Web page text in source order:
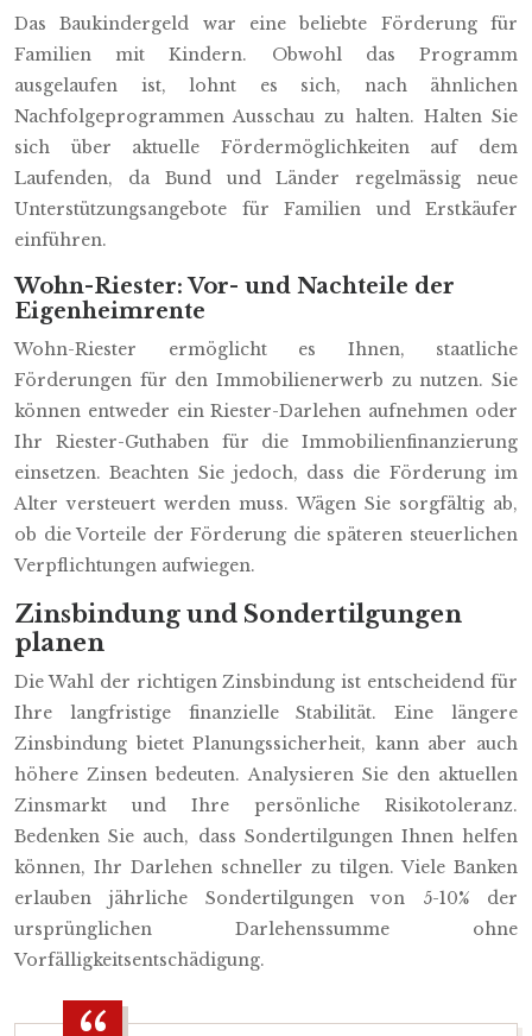
Das Baukindergeld war eine beliebte Förderung für
Familien mit Kindern. Obwohl das Programm
ausgelaufen ist, lohnt es sich, nach ähnlichen
Nachfolgeprogrammen Ausschau zu halten. Halten Sie
sich über aktuelle Fördermöglichkeiten auf dem
Laufenden, da Bund und Länder regelmässig neue
Unterstützungsangebote für Familien und Erstkäufer
einführen.
Wohn-Riester: Vor- und Nachteile der
Eigenheimrente
Wohn-Riester ermöglicht es Ihnen, staatliche
Förderungen für den Immobilienerwerb zu nutzen. Sie
können entweder ein Riester-Darlehen aufnehmen oder
Ihr Riester-Guthaben für die Immobilienfinanzierung
einsetzen. Beachten Sie jedoch, dass die Förderung im
Alter versteuert werden muss. Wägen Sie sorgfältig ab,
ob die Vorteile der Förderung die späteren steuerlichen
Verpflichtungen aufwiegen.
Zinsbindung und Sondertilgungen
planen
Die Wahl der richtigen Zinsbindung ist entscheidend für
Ihre langfristige finanzielle Stabilität. Eine längere
Zinsbindung bietet Planungssicherheit, kann aber auch
höhere Zinsen bedeuten. Analysieren Sie den aktuellen
Zinsmarkt und Ihre persönliche Risikotoleranz.
Bedenken Sie auch, dass Sondertilgungen Ihnen helfen
können, Ihr Darlehen schneller zu tilgen. Viele Banken
erlauben jährliche Sondertilgungen von 5-10% der
ursprünglichen Darlehenssumme ohne
Vorfälligkeitsentschädigung.